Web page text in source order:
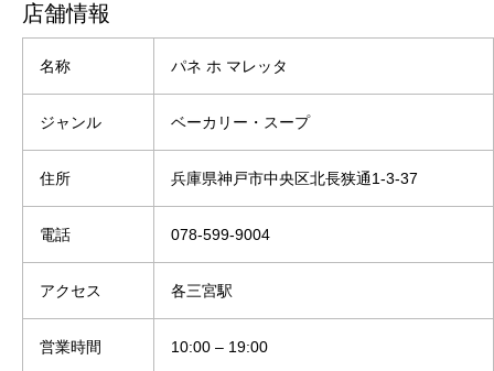
店舗情報
名称 パネ ホ マレッタ
ジャンル ベーカリー・スープ
住所 兵庫県神戸市中央区北長狭通1-3-37
電話 078-599-9004
アクセス 各三宮駅
営業時間
10:00 – 19:00